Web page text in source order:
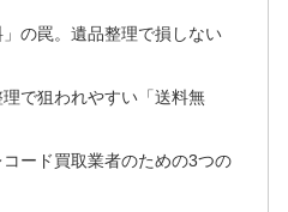
の罠。遺品整理で損しない
で狙われやすい「送料無
コード買取業者のための3つの